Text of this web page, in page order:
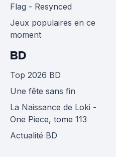
Flag - Resynced
Jeux populaires en ce
moment
BD
Top 2026 BD
Une fête sans fin
La Naissance de Loki -
One Piece, tome 113
Actualité BD